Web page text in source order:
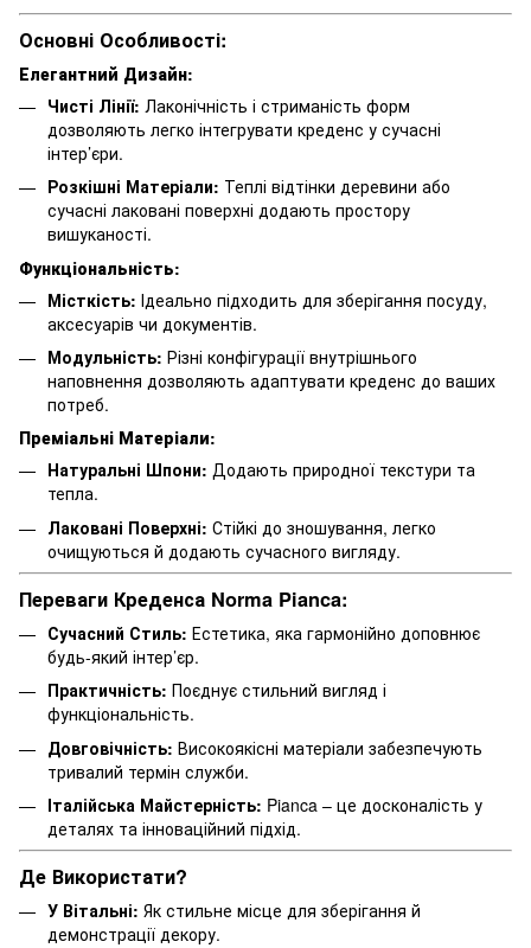
Основні Особливості:
Елегантний Дизайн:
Чисті Лінії: Лаконічність і стриманість форм
дозволяють легко інтегрувати креденс у сучасні
інтер’єри.
Розкішні Матеріали: Теплі відтінки деревини або
сучасні лаковані поверхні додають простору
вишуканості.
Функціональність:
Місткість: Ідеально підходить для зберігання посуду,
аксесуарів чи документів.
Модульність: Різні конфігурації внутрішнього
наповнення дозволяють адаптувати креденс до ваших
потреб.
Преміальні Матеріали:
Натуральні Шпони: Додають природної текстури та
тепла.
Лаковані Поверхні: Стійкі до зношування, легко
очищуються й додають сучасного вигляду.
Переваги Креденса Norma Pianca:
Сучасний Стиль: Естетика, яка гармонійно доповнює
будь-який інтер’єр.
Практичність: Поєднує стильний вигляд і
функціональність.
Довговічність: Високоякісні матеріали забезпечують
тривалий термін служби.
Італійська Майстерність: Pianca – це досконалість у
деталях та інноваційний підхід.
Де Використати?
У Вітальні: Як стильне місце для зберігання й
демонстрації декору.